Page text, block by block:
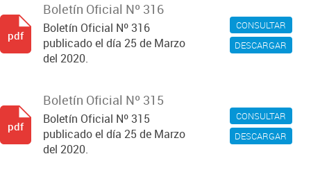
CONSULTAR
DESCARGAR
Boletín Oficial Nº 316
Boletín Oficial Nº 316
publicado el día 25 de Marzo
del 2020.
pdf
CONSULTAR
DESCARGAR
Boletín Oficial Nº 315
Boletín Oficial Nº 315
publicado el día 25 de Marzo
del 2020.
pdf